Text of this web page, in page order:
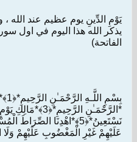
يَوْمِ الدِّينِ يوم عظيم عند الله
يذكر الله هذا اليوم في اول
الفاتحة)
عَلَيْهِمْ غَيْرِ الْمَغْضُوبِ عَلَيْهِمْ وَلَا